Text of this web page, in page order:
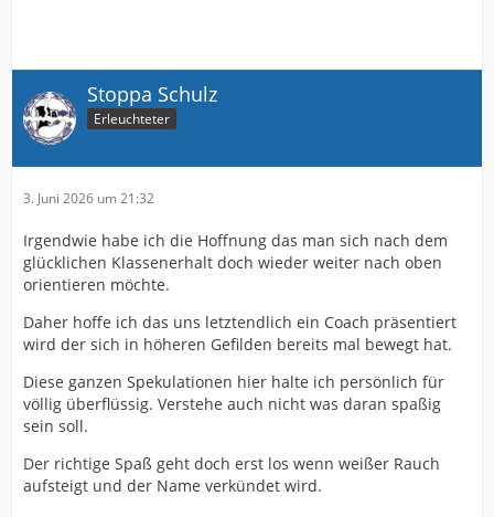
Stoppa Schulz
Erleuchteter
3. Juni 2026 um 21:32
Irgendwie habe ich die Hoffnung das man sich nach dem
glücklichen Klassenerhalt doch wieder weiter nach oben
orientieren möchte.
Daher hoffe ich das uns letztendlich ein Coach präsentiert
wird der sich in höheren Gefilden bereits mal bewegt hat.
Diese ganzen Spekulationen hier halte ich persönlich für
völlig überflüssig. Verstehe auch nicht was daran spaßig
sein soll.
Der richtige Spaß geht doch erst los wenn weißer Rauch
aufsteigt und der Name verkündet wird.